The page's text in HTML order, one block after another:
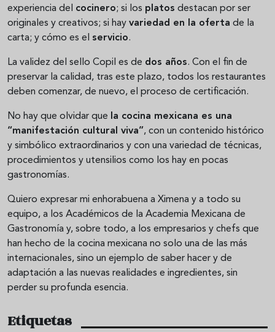
experiencia del cocinero; si los platos destacan por ser
originales y creativos; si hay variedad en la oferta de la
carta; y cómo es el servicio.
La validez del sello Copil es de dos años. Con el fin de
preservar la calidad, tras este plazo, todos los restaurantes
deben comenzar, de nuevo, el proceso de certificación.
No hay que olvidar que
la cocina mexicana es una
“manifestación cultural viva”, con un contenido histórico
y simbólico extraordinarios y con una variedad de técnicas,
procedimientos y utensilios como los hay en pocas
gastronomías.
Quiero expresar mi enhorabuena a Ximena y a todo su
equipo, a los Académicos de la Academia Mexicana de
Gastronomía y, sobre todo, a los empresarios y chefs que
han hecho de la cocina mexicana no solo una de las más
internacionales, sino un ejemplo de saber hacer y de
adaptación a las nuevas realidades e ingredientes, sin
perder su profunda esencia.
Etiquetas